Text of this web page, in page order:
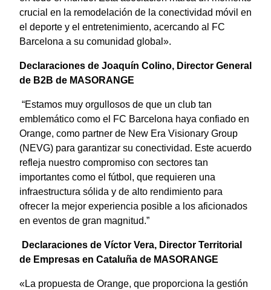
crucial en la remodelación de la conectividad móvil en
el deporte y el entretenimiento, acercando al FC
Barcelona a su comunidad global».
Declaraciones de Joaquín Colino, Director General
de B2B de MASORANGE
“Estamos muy orgullosos de que un club tan
emblemático como el FC Barcelona haya confiado en
Orange, como partner de New Era Visionary Group
(NEVG) para garantizar su conectividad. Este acuerdo
refleja nuestro compromiso con sectores tan
importantes como el fútbol, que requieren una
infraestructura sólida y de alto rendimiento para
ofrecer la mejor experiencia posible a los aficionados
en eventos de gran magnitud.”
Declaraciones de Víctor Vera, Director Territorial
de Empresas en Cataluña de MASORANGE
«La propuesta de Orange, que proporciona la gestión